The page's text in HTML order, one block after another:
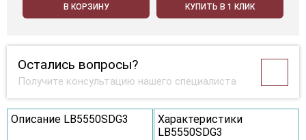
В КОРЗИНУ КУПИТЬ В 1 КЛИК
Остались вопросы?
Получите консультацию нашего специалиста
Описание LB5550SDG3
Характеристики
LB5550SDG3